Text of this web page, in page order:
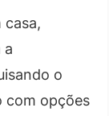
casa,
a
o
com opções